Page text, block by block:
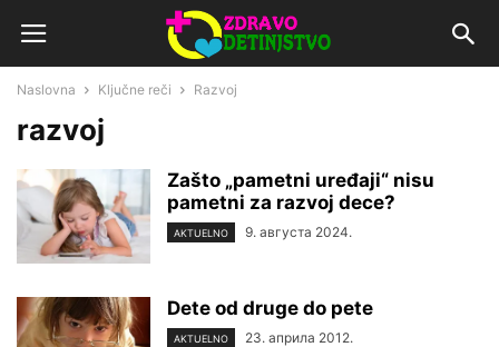
Naslovna Ključne reči Razvoj
razvoj
Zašto „pametni uređaji“ nisu
pametni za razvoj dece?
AKTUELNO 9. августа 2024.
Dete od druge do pete
AKTUELNO 23. априла 2012.